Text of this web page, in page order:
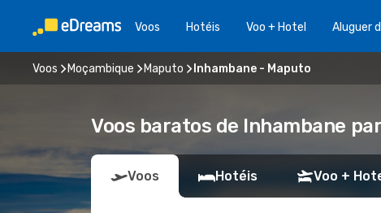
Voos Hotéis Voo + Hotel Aluguer
Voos Moçambique Maputo Inhambane - Maputo
Voos baratos de Inhambane
Voos Hotéis Voo +